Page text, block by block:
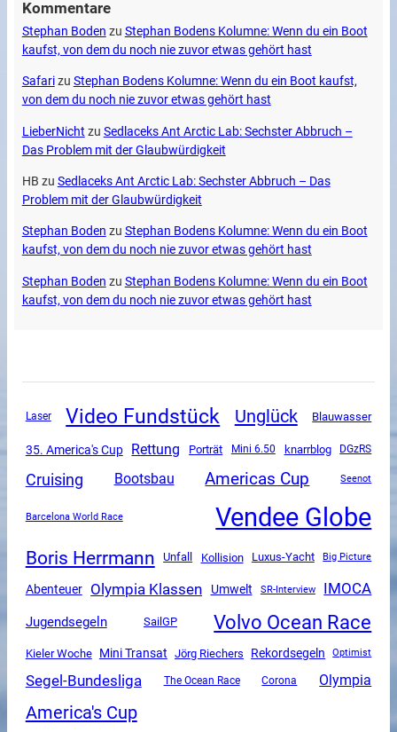
Kommentare
Stephan Boden zu Stephan Bodens Kolumne: Wenn du ein Boot
kaufst, von dem du noch nie zuvor etwas gehört hast
Safarizu Stephan Bodens Kolumne: Wenn du ein Boot kaufst,
von dem du noch nie zuvor etwas gehört hast
LieberNicht zu Sedlaceks Ant Arctic Lab: Sechster Abbruch –
Das Problem mit der Glaubwürdigkeit
HB zu Sedlaceks Ant Arctic Lab: Sechster Abbruch – Das
Problem mit der Glaubwürdigkeit
Stephan Boden zu Stephan Bodens Kolumne: Wenn du ein Boot
kaufst, von dem du noch nie zuvor etwas gehört hast
Stephan Boden zu Stephan Bodens Kolumne: Wenn du ein Boot
kaufst, von dem du noch nie zuvor etwas gehört hast
Laser Video Fundstück Unglück Blauwasser
35. America's Cup Rettung Porträt Mini 6.50 knarrblog DGzRS
Cruising Bootsbau Americas Cup Seenot
Barcelona World Race Vendee Globe
Boris Herrmann Unfall Kollision Luxus-Yacht Big Picture
Abenteuer Olympia Klassen Umwelt SR-Interview IMOCA
Jugendsegeln SailGP Volvo Ocean Race
Kieler Woche Mini Transat Jörg Riechers Rekordsegeln Optimist
Segel-Bundesliga The Ocean Race Corona Olympia
America's Cup